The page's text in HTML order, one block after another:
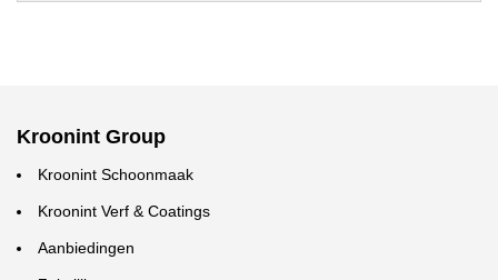
Kroonint Group
Kroonint Schoonmaak
Kroonint Verf & Coatings
Aanbiedingen